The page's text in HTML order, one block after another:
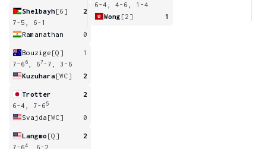
Shelbayh[6]
2
7-5, 6-1
Ramanathan
0
Bouzige [Q]
1
7-6 6 , 67-7, 3-6
Kuzuhara[WC] 2
Trotter
2
6-4, 7-6 5
Svajda [WC] 0
Langmo [Q]
2
7-64
, 6-2
6-4, 4-6, 1-4
Wong [2] 1